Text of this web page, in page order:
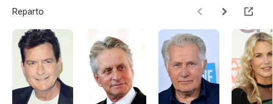
Reparto